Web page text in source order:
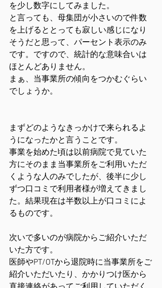
を少し数字にしてみました。
と言っても、母集団が小さいので件数
を上げるととっても寂しい感じになり
そうだと思って、パーセント表示のみ
です。ですので、統計的な意味合いは
ほとんどありません。
まぁ、当事業所の傾向をつかむぐらい
でしょうか。
まずどのようなきっかけで来られるよ
うになったかと言うことです。
事業を始めた頃は以前病院で見ていた
方にそのまま当事業所をご利用いただ
くような人のみでしたが、後半に少し
ずつ口コミで利用者様が増えてきまし
た。結果現在は半数以上が口コミによ
るものです。
次いで多いのが病院からご紹介いただ
いた方です。
医師やPT/OTから退院時に当事業所をご
紹介いただいたり、かかりつけ医から